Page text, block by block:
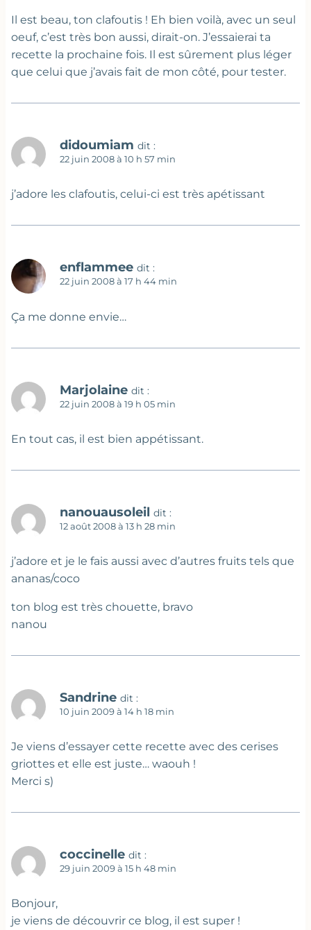
Il est beau, ton clafoutis ! Eh bien voilà, avec un seul
oeuf, c’est très bon aussi, dirait-on. J’essaierai ta
recette la prochaine fois. Il est sûrement plus léger
que celui que j’avais fait de mon côté, pour tester.
didoumiam dit :
22 juin 2008 à 10 h 57 min
j’adore les clafoutis, celui-ci est très apétissant
enflammee dit :
22 juin 2008 à 17 h 44 min
Ça me donne envie…
Marjolaine dit :
22 juin 2008 à 19 h 05 min
En tout cas, il est bien appétissant.
nanouausoleil dit :
12 août 2008 à 13 h 28 min
j’adore et je le fais aussi avec d’autres fruits tels que
ananas/coco
ton blog est très chouette, bravo
nanou
Sandrine dit :
10 juin 2009 à 14 h 18 min
Je viens d’essayer cette recette avec des cerises
griottes et elle est juste… waouh !
Merci s)
coccinelle dit :
29 juin 2009 à 15 h 48 min
Bonjour,
je viens de découvrir ce blog, il est super !